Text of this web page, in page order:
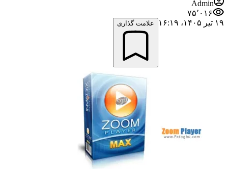
Admin
۷۵٬۰۱۶
۱۹ تیر ۱۴۰۵،‏ ۱۶:۱۹
علامت گذاری